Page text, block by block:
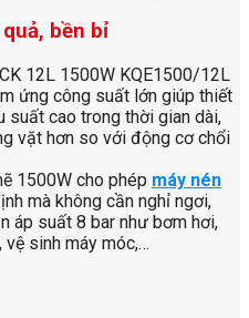
bền bỉ
12L 1500W KQE1500/12L
ứng công suất lớn giúp thiết
suất cao trong thời gian dài,
vặt hơn so với động cơ chổi
1500W cho phép máy nén
mà không cần nghỉ ngơi,
áp suất 8 bar như bơm hơi,
vệ sinh máy móc,…